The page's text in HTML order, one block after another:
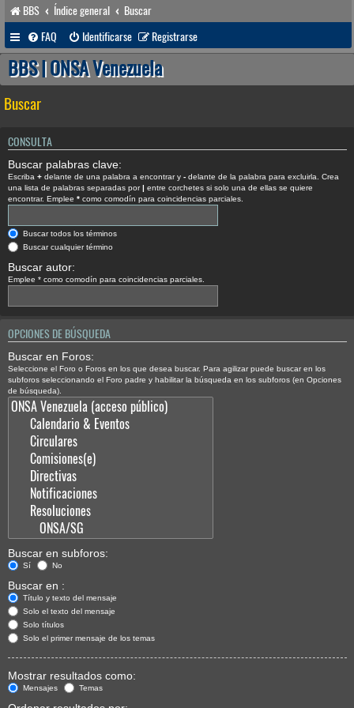
BBS Índice general
Buscar
FAQ
Identificarse Registrarse
BBS | ONSA Venezuela
Buscar
CONSULTA
Buscar palabras clave:
Escriba + delante de una palabra a encontrar y - delante de la palabra para excluirla. Crea
una lista de palabras separadas por| entre corchetes si solo una de ellas se quiere
encontrar. Emplee * como comodín para coincidencias parciales.
Buscar todos los términos
Buscar cualquier término
Buscar autor:
Emplee * como comodín para coincidencias parciales.
OPCIONES DE BÚSQUEDA
Buscar en Foros:
Seleccione el Foro o Foros en los que desea buscar. Para agilizar puede buscar en los
subforos seleccionando el Foro padre y habilitar la búsqueda en los subforos (en Opciones
de búsqueda).
Buscar en subforos:
Sí No
Buscar en :
Título y texto del mensaje
Solo el texto del mensaje
Solo títulos
Solo el primer mensaje de los temas
Mostrar resultados como:
Mensajes Temas